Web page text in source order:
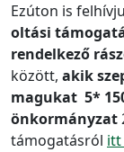
Ezúton is
oltási
rendelkező
között, akik
magukat 5*
önkormányzat
támogatásról itt